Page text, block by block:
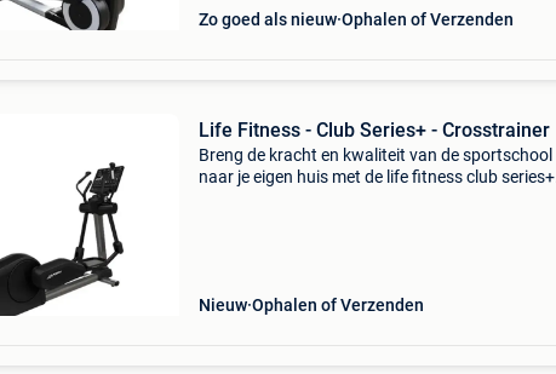
Zo goed als nieuw Ophalen of Verzenden
Life Fitness - Club Series+ - Crosstrainer
Breng de kracht en kwaliteit van de sportschool
naar je eigen huis met de life fitness club series+
Nieuw Ophalen of Verzenden